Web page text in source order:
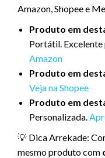
Amazon, Shopee e
Produto em
Portátil. Excelente
Amazon
Produto em
Veja na Shopee
Produto em
Personalizada.
💡 Dica Arrekade:
mesmo produto com